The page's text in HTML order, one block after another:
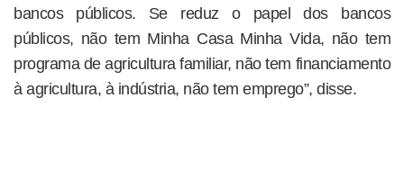
bancos públicos. Se reduz o papel dos bancos
públicos, não tem Minha Casa Minha Vida, não tem
programa de agricultura familiar, não tem financiamento
à agricultura, à indústria, não tem emprego”, disse.